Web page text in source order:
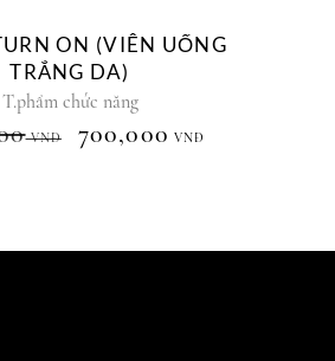
ON (VIÊN UỐNG
TRẮNG DA)
T.phẩm chức năng
VNĐ 700,000 VNĐ